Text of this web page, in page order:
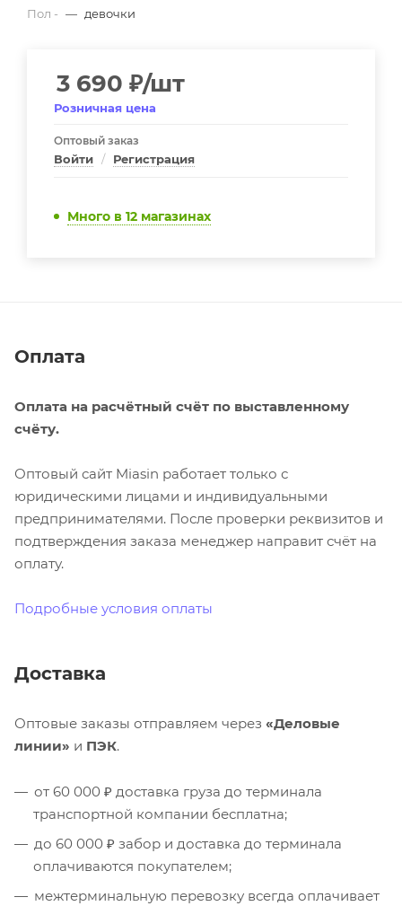
Пол - — девочки
3 690 ₽/шт
Розничная цена
Оптовый заказ
Войти / Регистрация
Много в 12 магазинах
Оплата
Оплата на расчётный счёт по выставленному
счёту.
Оптовый сайт Miasin работает только с
юридическими лицами и индивидуальными
предпринимателями. После проверки реквизитов и
подтверждения заказа менеджер направит счёт на
оплату.
Подробные условия оплаты
Доставка
Оптовые заказы отправляем через «Деловые
линии» и ПЭК.
от 60 000 ₽ доставка груза до терминала
транспортной компании бесплатна;
до 60 000 ₽ забор и доставка до терминала
оплачиваются покупателем;
межтерминальную перевозку всегда оплачивает